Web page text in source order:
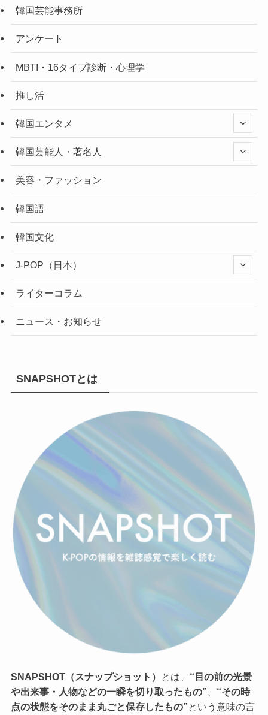
韓国芸能事務所
アンケート
MBTI・16タイプ診断・心理学
推し活
韓国エンタメ
韓国芸能人・著名人
美容・ファッション
韓国語
韓国文化
J-POP（日本）
ライターコラム
ニュース・お知らせ
SNAPSHOTとは
SNAPSHOT（スナップショット） とは、 “目の前の光景
や出来事・人物などの一瞬を切り取ったもの”
“その時
点の状態をそのまま丸ごと保存したもの”という意味の言